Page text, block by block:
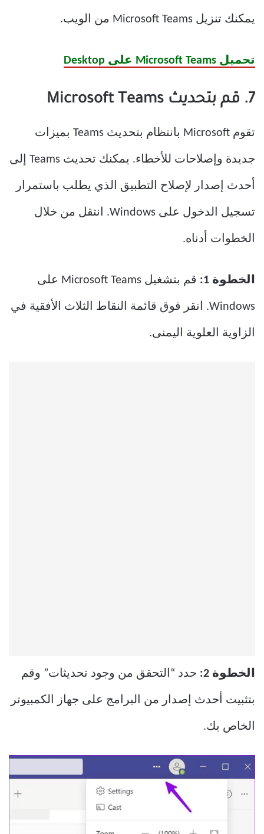
يمكنك تنزيل Microsoft Teams من الويب.
تحميل Microsoft Teams على Desktop
7. قم بتحديث Microsoft Teams
تقوم Microsoft بانتظام بتحديث Teams بميزات
جديدة وإصلاحات للأخطاء. يمكنك تحديث Teams إلى
أحدث إصدار لإصلاح التطبيق الذي يطلب باستمرار
تسجيل الدخول على Windows. انتقل من خلال
الخطوات أدناه.
الخطوة 1: قم بتشغيل Microsoft Teams على
Windows. انقر فوق قائمة النقاط الثلاث الأفقية في
الزاوية العلوية اليمنى.
الخطوة 2: حدد “التحقق من وجود تحديثات” وقم
بتثبيت أحدث إصدار من البرامج على جهاز الكمبيوتر
الخاص بك.